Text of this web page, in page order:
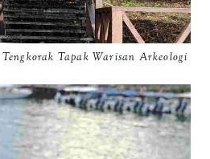
Tapak Warisan Arkeologi